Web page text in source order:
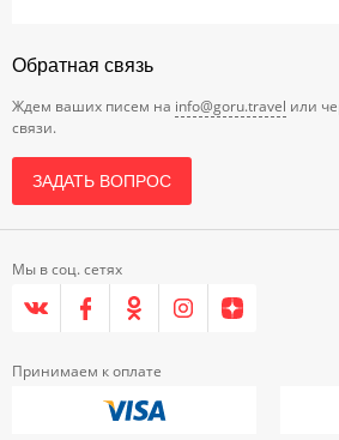
Обратная связь
Ждем ваших писем на info@goru.travel или
связи.
ЗАДАТЬ ВОПРОС
Мы в соц. сетях
Принимаем к оплате